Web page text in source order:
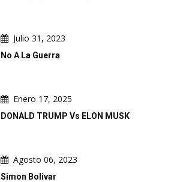
Julio 31, 2023
No A La Guerra
Enero 17, 2025
DONALD TRUMP Vs ELON MUSK
Agosto 06, 2023
Simon Bolivar